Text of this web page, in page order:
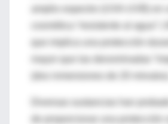
cosmética “resistente al agua” (
mayor que las denominadas
Diversas sustancias han